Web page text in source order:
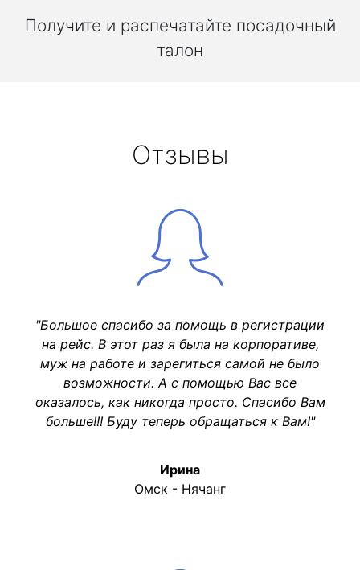
Получите и распечатайте посадочный
талон
Отзывы
"Большое спасибо за помощь в регистрации
на рейс. В этот раз я была на корпоративе,
муж на работе и зарегиться самой не было
возможности. А с помощью Вас все
оказалось, как никогда просто. Спасибо Вам
больше!!! Буду теперь обращаться к Вам!"
Ирина
Омск - Нячанг